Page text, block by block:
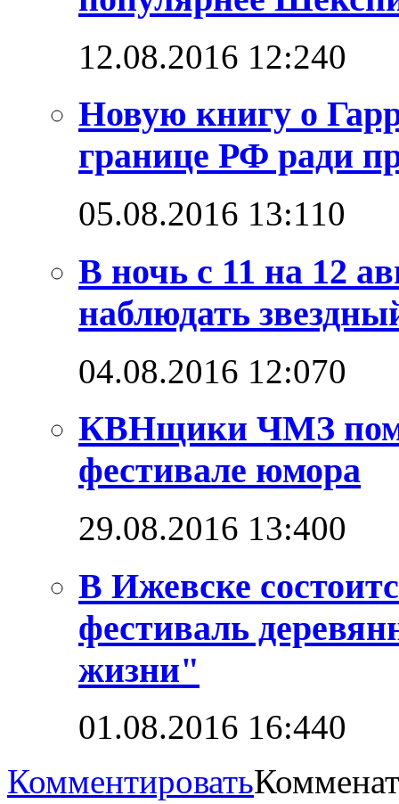
12.08.2016 12:240
Новую книгу о
границе РФ ради
05.08.2016 13:110
В ночь с 11 на 12
наблюдать
04.08.2016 12:070
КВНщики ЧМЗ
фестивале юмора
29.08.2016 13:400
В Ижевске
фестиваль
жизни"
01.08.2016 16:440
Комментировать